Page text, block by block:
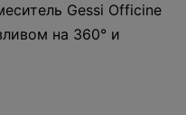
Gessi Officine
на 360° и